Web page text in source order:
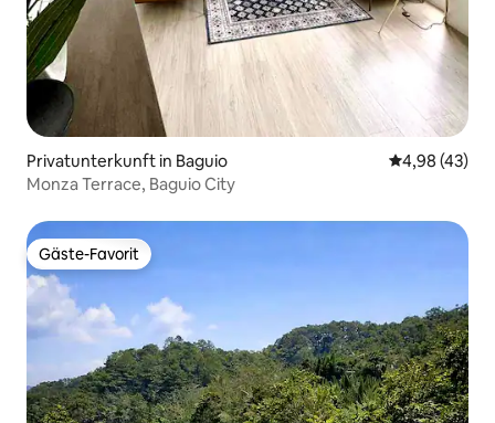
Privatunterkunft in Baguio
4,98 (43)
Monza Terrace, Baguio City
Gäste-Favorit
Gäste-Favorit